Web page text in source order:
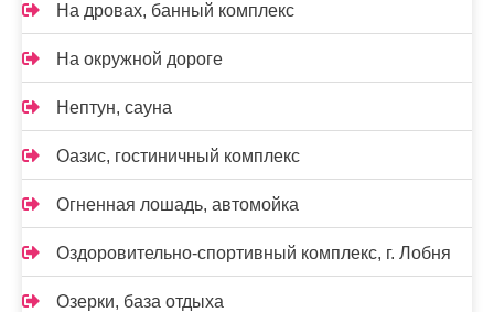
На дровах, банный комплекс
На окружной дороге
Нептун, сауна
Оазис, гостиничный комплекс
Огненная лошадь, автомойка
Оздоровительно-спортивный комплекс, г. Лобня
Озерки, база отдыха